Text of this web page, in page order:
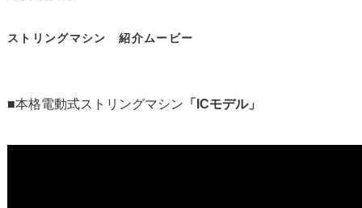
ストリングマシン 紹介ムービー
■本格電動式ストリングマシン 「ICモデル」